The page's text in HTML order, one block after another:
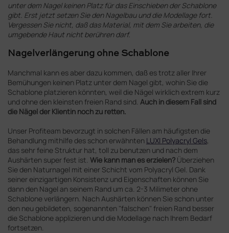
unter dem Nagel keinen Platz für das Einschieben der Schablone
gibt. Erst jetzt setzen Sie den Nagelbau und die Modellage fort.
Vergessen Sie nicht, daß das Material, mit dem Sie arbeiten, die
umgebende Haut nicht berühren darf.
Nagelverlängerung ohne Schablone
Manchmal kann es aber dazu kommen, daß es trotz aller Ihrer
Bemühungen keinen Platz unter dem Nagel gibt, wohin Sie die
Schablone platzieren könnten, weil die Nägel wirklich extrem kurz
und ohne den kleinsten freien Rand sind. Auch in diesem Fall sind
die Nägel der Klientin noch zu retten.
Unser Profiteam bevorzugt in solchen Fällen am häufigsten die
Behandlung mithilfe des schon erwähnten LUXI Polyacryl Gels,
das sehr feine Struktur hat, toll zu benutzen und nach dem
Aushärten super fest ist. Wie kann man es erzielen? Überziehen
Sie den Naturnagel mit einer Schicht vom Polyacryl Gel. Dank
seiner einzigartigen Konsistenz und Eigenschaften können Sie
dann den Nagel an seinem Rand um ca. 2-3 Milimeter ohne
Schablone verlängern. Nach Aushärten können Sie schon unter
den neu gebildeten, sogenannten "falschen" freien Rand besser
die Schablone applizieren und die Modellage nach Ihrem Bedarf
fortsetzen.